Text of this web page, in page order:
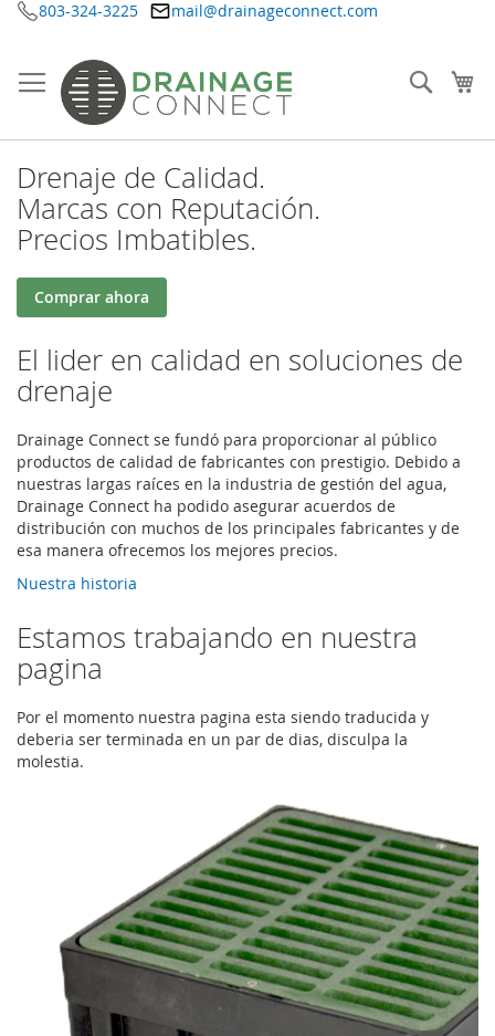
803-324-3225
mail@drainageconnect.com
contenido
Drenaje de Calidad.
Marcas con Reputación.
Precios Imbatibles.
Comprar ahora
El lider en calidad en soluciones de
drenaje
Drainage Connect se fundó para proporcionar al público
productos de calidad de fabricantes con prestigio. Debido a
nuestras largas raíces en la industria de gestión del agua,
Drainage Connect ha podido asegurar acuerdos de
distribución con muchos de los principales fabricantes y de
esa manera ofrecemos los mejores precios.
Nuestra historia
Estamos trabajando en nuestra
pagina
Por el momento nuestra pagina esta siendo traducida y
deberia ser terminada en un par de dias, disculpa la
molestia.